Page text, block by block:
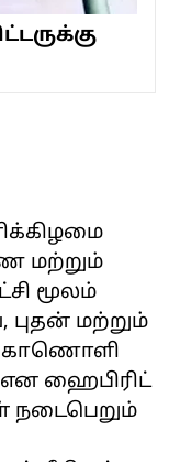
மற்றும்
மூலம்
மற்றும்
காணொளி
என ஹைபிரிட்
நடைபெறும்